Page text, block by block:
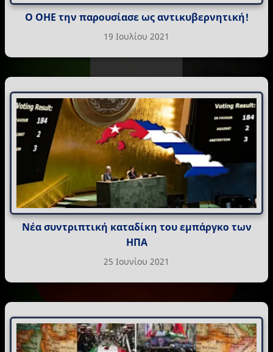
Ο ΟΗΕ την παρουσίασε ως αντικυβερνητική!
19 Ιουλίου 2021
Νέα συντριπτική καταδίκη του εμπάργκο των
ΗΠΑ
25 Ιουνίου 2021